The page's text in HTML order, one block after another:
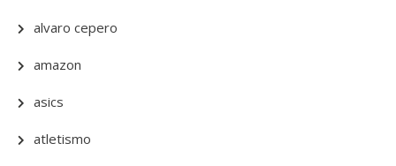
alvaro cepero
amazon
asics
atletismo